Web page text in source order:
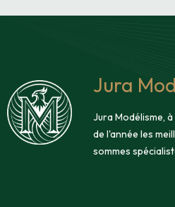
Jura
Jura Modélisme,
de l'année les
sommes